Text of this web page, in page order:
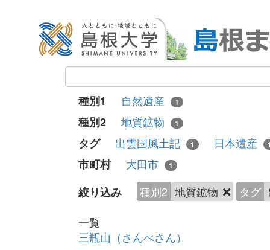
種別1 自然遺産 1
種別2 地質鉱物 1
タグ 出雲国風土記 1 日本遺産
市町村 大田市 1
絞り込み 種別2 地質鉱物 タグ
一覧
三瓶山（さんべさん）